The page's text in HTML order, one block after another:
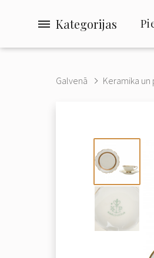
Kategorijas
Galvenā Keramika